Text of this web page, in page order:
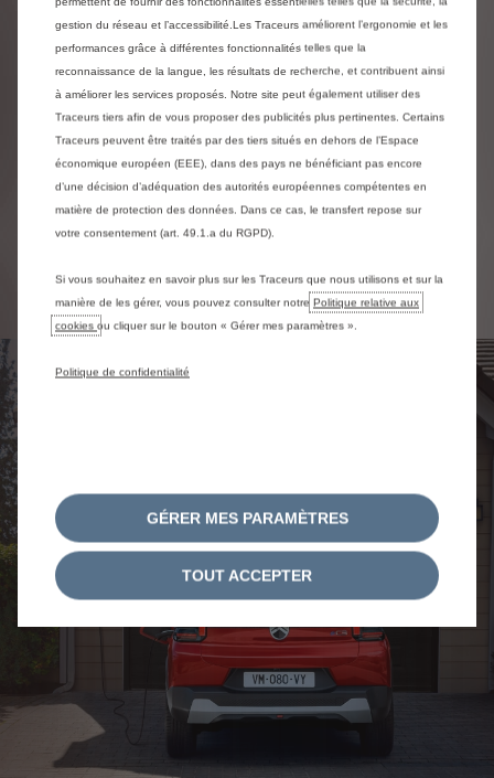
La vie facile en
électrique
gestion du réseau et l’accessibilité.Les Traceurs améliorent l’ergonomie et les
performances grâce à différentes fonctionnalités telles que la
reconnaissance de la langue, les résultats de recherche, et contribuent ainsi
à améliorer les services proposés. Notre site peut également utiliser des
Traceurs tiers afin de vous proposer des publicités plus pertinentes. Certains
Traceurs peuvent être traités par des tiers situés en dehors de l’Espace
économique européen (EEE), dans des pays ne bénéficiant pas encore
d’une décision d’adéquation des autorités européennes compétentes en
matière de protection des données. Dans ce cas, le transfert repose sur
votre consentement (art. 49.1.a du RGPD).
Si vous souhaitez en savoir plus sur les Traceurs que nous utilisons et sur la
manière de les gérer, vous pouvez consulter notre Politique relative aux
cookies ou cliquer sur le bouton « Gérer mes paramètres ».
Politique de confidentialité
GÉRER MES PARAMÈTRES
TOUT ACCEPTER